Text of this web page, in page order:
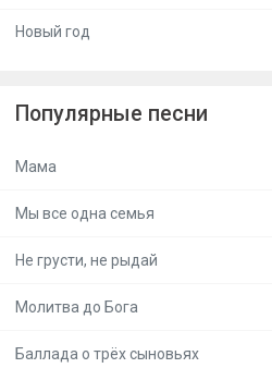
Новый год
Популярные песни
Мама
Мы все одна семья
Не грусти, не рыдай
Молитва до Бога
Баллада о трёх сыновьях